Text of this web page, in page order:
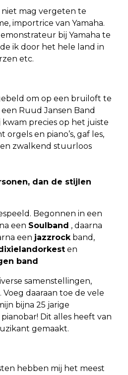
mag vergeten te
importrice van Yamaha.
bij Yamaha te
ik door het hele land in
etc.
om op een bruiloft te
Ruud Jansen Band
precies op het juiste
en piano’s, gaf les,
zwalkend stuurloos
dan de stijlen
Begonnen in een
een Soulband , daarna
een jazzrockband,
en
band
samenstellingen,
daaraan toe de vele
bijna 25 jarige
Dit alles heeft van
gemaakt.
hebben mij het meest